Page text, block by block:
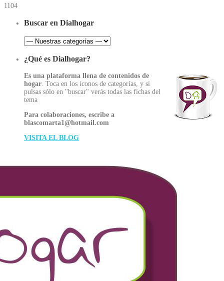
1104
Buscar en Dialhogar
¿Qué es Dialhogar?
Es una plataforma llena de contenidos de
hogar. Toca en los iconos de categorías, y si
pulsas sólo en "buscar" verás todas las fichas del
tema
Para colaboraciones, escribe a
blascomarta1@hotmail.com
VISITA EL BLOG